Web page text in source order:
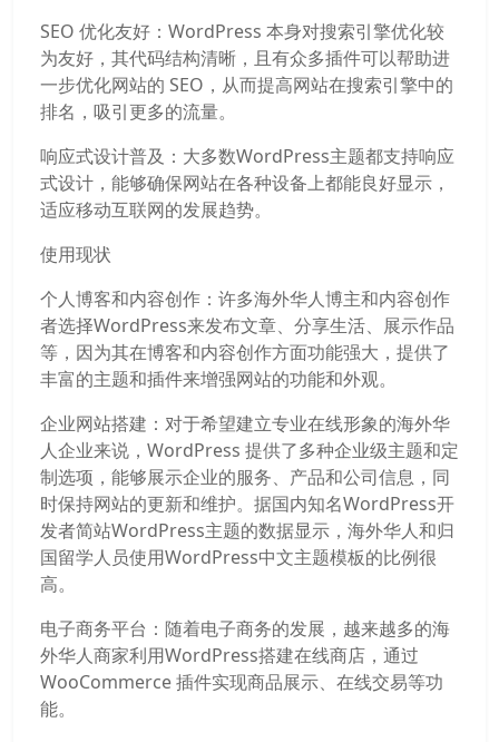
SEO 优化友好：WordPress 本身对搜索引擎优化较
为友好，其代码结构清晰，且有众多插件可以帮助进
一步优化网站的 SEO，从而提高网站在搜索引擎中的
排名，吸引更多的流量。
响应式设计普及：大多数WordPress主题都支持响应
式设计，能够确保网站在各种设备上都能良好显示，
适应移动互联网的发展趋势。
使用现状
个人博客和内容创作：许多海外华人博主和内容创作
者选择WordPress来发布文章、分享生活、展示作品
等，因为其在博客和内容创作方面功能强大，提供了
丰富的主题和插件来增强网站的功能和外观。
企业网站搭建：对于希望建立专业在线形象的海外华
人企业来说，WordPress 提供了多种企业级主题和定
制选项，能够展示企业的服务、产品和公司信息，同
时保持网站的更新和维护。据国内知名WordPress开
发者简站WordPress主题的数据显示，海外华人和归
国留学人员使用WordPress中文主题模板的比例很
高。
电子商务平台：随着电子商务的发展，越来越多的海
外华人商家利用WordPress搭建在线商店，通过
WooCommerce 插件实现商品展示、在线交易等功
能。